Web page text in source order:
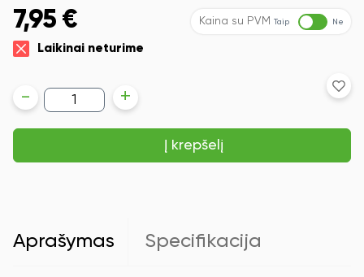
7,95 € Kaina su PVM Taip Ne
Laikinai neturime
produkto
kiekis:
Kalendorius-
užrašų
Seattle
puslapį,
kietu
- +
Į krepšelį
Aprašymas Specifikacija